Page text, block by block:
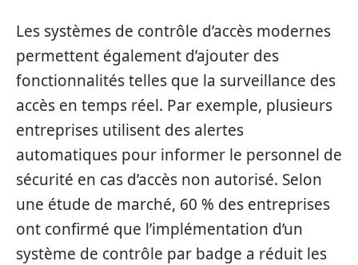
Les systèmes de contrôle d’accès modernes
permettent également d’ajouter des
fonctionnalités telles que la surveillance des
accès en temps réel. Par exemple, plusieurs
entreprises utilisent des alertes
automatiques pour informer le personnel de
sécurité en cas d’accès non autorisé. Selon
une étude de marché, 60 % des entreprises
ont confirmé que l’implémentation d’un
système de contrôle par badge a réduit les